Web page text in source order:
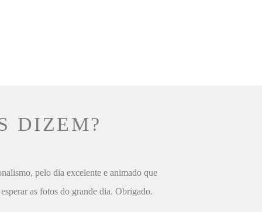
DIZEM?
pelo dia excelente e animado que
as fotos do grande dia. Obrigado.